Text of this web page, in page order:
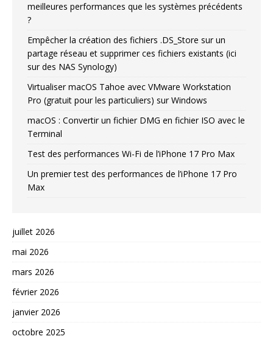
meilleures performances que les systèmes précédents
?
Empêcher la création des fichiers .DS_Store sur un
partage réseau et supprimer ces fichiers existants (ici
sur des NAS Synology)
Virtualiser macOS Tahoe avec VMware Workstation
Pro (gratuit pour les particuliers) sur Windows
macOS : Convertir un fichier DMG en fichier ISO avec le
Terminal
Test des performances Wi-Fi de l’iPhone 17 Pro Max
Un premier test des performances de l’iPhone 17 Pro
Max
juillet 2026
mai 2026
mars 2026
février 2026
janvier 2026
octobre 2025